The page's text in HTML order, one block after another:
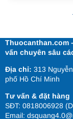
Thuocanthan.com
vấn chuyên sâu
Địa chỉ: 313
phố Hồ Chí Minh
Tư vấn & đặt hàng
SĐT: 0818006928
Email: